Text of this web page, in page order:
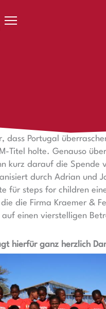
dass Portugal
Titel holte. Genauso
kurz darauf die Spende
durch Adrian und
für steps for children
die Firma Kraemer &
einen vierstelligen
hierfür ganz herzlich